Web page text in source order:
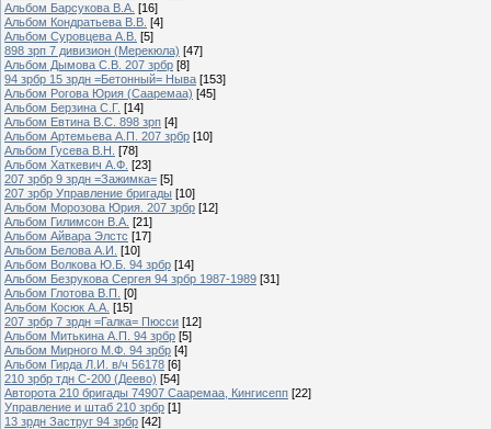
Альбом Барсукова В.А. [16]
Альбом Кондратьева В.В. [4]
Альбом Суровцева А.В. [5]
898 зрп 7 дивизион (Мерекюла) [47]
Альбом Дымова С.В. 207 зрбр [8]
94 зрбр 15 зрдн =Бетонный= Ныва [153]
Альбом Рогова Юрия (Сааремаа) [45]
Альбом Берзина С.Г. [14]
Альбом Евтина В.С. 898 зрп [4]
Альбом Артемьева А.П. 207 зрбр [10]
Альбом Гусева В.Н. [78]
Альбом Хаткевич А.Ф. [23]
207 зрбр 9 зрдн =Зажимка= [5]
207 зрбр Управление бригады [10]
Альбом Морозова Юрия. 207 зрбр [12]
Альбом Гилимсон В.А. [21]
Альбом Айвара Элстс [17]
Альбом Белова А.И. [10]
Альбом Волкова Ю.Б. 94 зрбр [14]
Альбом Безрукова Сергея 94 зрбр 1987-1989 [31]
Альбом Глотова В.П. [0]
Альбом Косюк А.А. [15]
207 зрбр 7 зрдн =Галка= Пюсси [12]
Альбом Митькина А.П. 94 зрбр [5]
Альбом Мирного М.Ф. 94 зрбр [4]
Альбом Гирда Л.И. в/ч 56178 [6]
210 зрбр тдн С-200 (Деево) [54]
Авторота 210 бригады 74907 Сааремаа, Кингисепп [22]
Управление и штаб 210 зрбр [1]
13 зрдн Заструг 94 зрбр [42]